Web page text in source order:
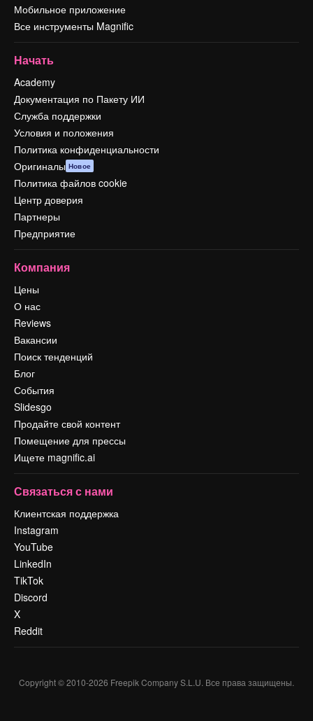
Мобильное приложение
Все инструменты Magnific
Начать
Academy
Документация по Пакету ИИ
Служба поддержки
Условия и положения
Политика конфиденциальности
Оригиналы Новое
Политика файлов cookie
Центр доверия
Партнеры
Предприятие
Компания
Цены
О нас
Reviews
Вакансии
Поиск тенденций
Блог
События
Slidesgo
Продайте свой контент
Помещение для прессы
Ищете magnific.ai
Связаться с нами
Клиентская поддержка
Instagram
YouTube
LinkedIn
TikTok
Discord
X
Reddit
Copyright © 2010-2026 Freepik Company S.L.U. Все права защищены.